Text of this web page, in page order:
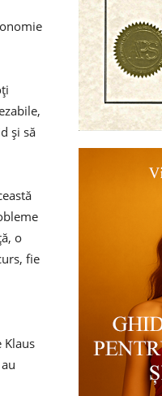
și să
o
fie
Klaus